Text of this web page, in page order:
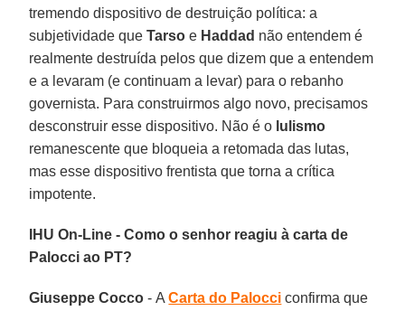
tremendo dispositivo de destruição política: a
subjetividade queTarso e Haddad não entendem é
realmente destruída pelos que dizem que a entendem
e a levaram (e continuam a levar) para o rebanho
governista. Para construirmos algo novo, precisamos
desconstruir esse dispositivo. Não é o lulismo
remanescente que bloqueia a retomada das lutas,
mas esse dispositivo frentista que torna a crítica
impotente.
IHU On-Line - Como o senhor reagiu à carta de
Palocci ao PT?
Giuseppe Cocco - ACarta do Palocci confirma que